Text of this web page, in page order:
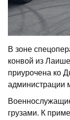
В зоне
конвой из
приурочена ко
администрации
грузами. К